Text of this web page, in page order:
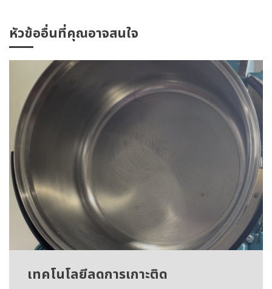
หัวข้ออื่นที่คุณอาจสนใจ
เทคโนโลยีลดการเกาะติด